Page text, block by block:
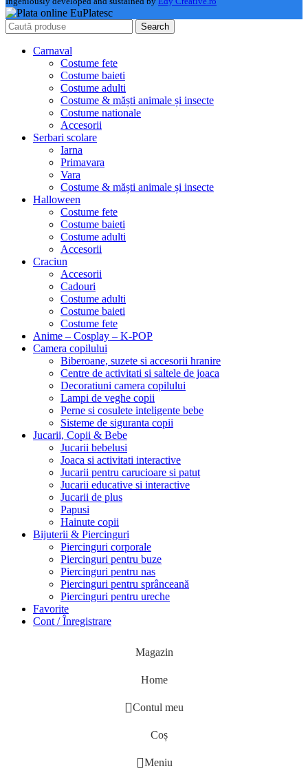
Search
Carnaval
Costume fete
Costume baieti
Costume adulti
Costume & măști animale și insecte
Costume nationale
Accesorii
Serbari scolare
Iarna
Primavara
Vara
Costume & măști animale și insecte
Halloween
Costume fete
Costume baieti
Costume adulti
Accesorii
Craciun
Accesorii
Cadouri
Costume adulti
Costume baieti
Costume fete
Anime – Cosplay – K‑POP
Camera copilului
Biberoane, suzete si accesorii hranire
Centre de activitati si saltele de joaca
Decoratiuni camera copilului
Lampi de veghe copii
Perne si cosulete inteligente bebe
Sisteme de siguranta copii
Jucarii, Copii & Bebe
Jucarii bebelusi
Joaca si activitati interactive
Jucarii pentru carucioare si patut
Jucarii educative si interactive
Jucarii de plus
Papusi
Hainute copii
Bijuterii & Piercinguri
Piercinguri corporale
Piercinguri pentru buze
Piercinguri pentru nas
Piercinguri pentru sprânceană
Piercinguri pentru ureche
Favorite
Cont / Înregistrare
Magazin
Home
Contul meu
Coș
Meniu